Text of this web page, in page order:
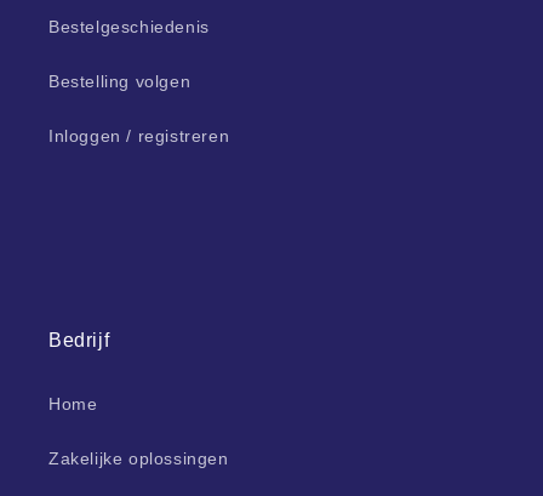
Bestelgeschiedenis
Bestelling volgen
Inloggen / registreren
Bedrijf
Home
Zakelijke oplossingen